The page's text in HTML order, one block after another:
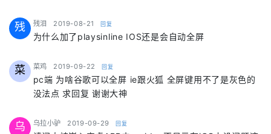
残 残泪 says:
2019-08-21 回复
为什么加了playsinline IOS还是会自动全屏
菜 菜鸡 says:
2019-09-22 回复
pc端 为啥谷歌可以全屏 ie跟火狐 全屏键用不了是灰色的
没法点 求回复 谢谢大神
乌 乌拉小驴 says:
2019-09-29 回复